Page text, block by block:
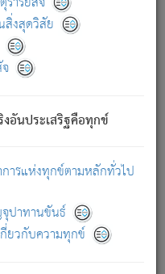
สิ่งสุดวิสัย
อันประเสริฐคือทุกข์
ารแห่งทุกข์ตามหลักทั่วไป
ปาทานขันธ์
ยวกับความทุกข์
ความหลุดพ้นจากภพว่า
อพราหมณ์ทั้งปวงนั้น
สมณะหรือพราหมณ์ทั้ง
งปวง.
วง ความเกิดขึ้นแห่ง
ทั้งหลายอันอวิชาหนา
ภพอันเป็นแล้วนั้น ย่อม